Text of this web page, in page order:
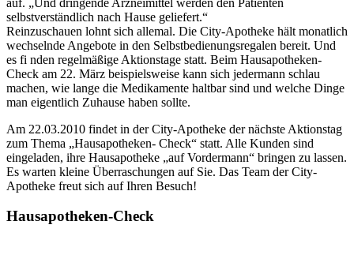
selbstverständlich nach Hause geliefert.“
Reinzuschauen lohnt sich allemal. Die City-Apotheke hält monatlich
wechselnde Angebote in den Selbstbedienungsregalen bereit. Und
es fi nden regelmäßige Aktionstage statt. Beim Hausapotheken-
Check am 22. März beispielsweise kann sich jedermann schlau
machen, wie lange die Medikamente haltbar sind und welche Dinge
man eigentlich Zuhause haben sollte.
Am 22.03.2010 findet in der City-Apotheke der nächste Aktionstag
zum Thema „Hausapotheken- Check“ statt. Alle Kunden sind
eingeladen, ihre Hausapotheke „auf Vordermann“ bringen zu lassen.
Es warten kleine Überraschungen auf Sie. Das Team der City-
Apotheke freut sich auf Ihren Besuch!
Hausapotheken-Check